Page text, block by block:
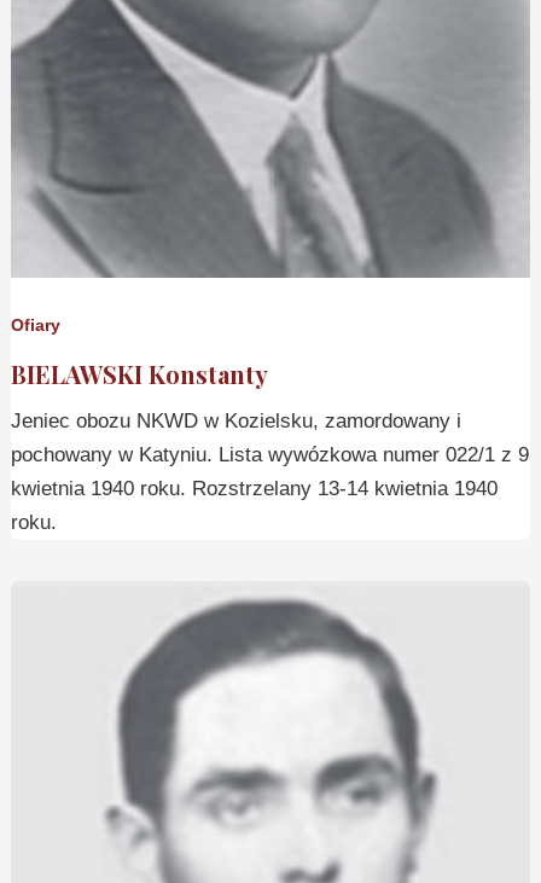
Ofiary
BIELAWSKI Konstanty
Jeniec obozu NKWD w Kozielsku, zamordowany i
pochowany w Katyniu. Lista wywózkowa numer 022/1 z 9
kwietnia 1940 roku. Rozstrzelany 13-14 kwietnia 1940
roku.